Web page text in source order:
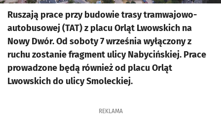
Ruszają prace przy budowie trasy tramwajowo-
autobusowej (TAT) z placu Orląt Lwowskich na
Nowy Dwór. Od soboty 7 września wyłączony z
ruchu zostanie fragment ulicy Nabycińskiej. Prace
prowadzone będą również od placu Orląt
Lwowskich do ulicy Smoleckiej.
REKLAMA